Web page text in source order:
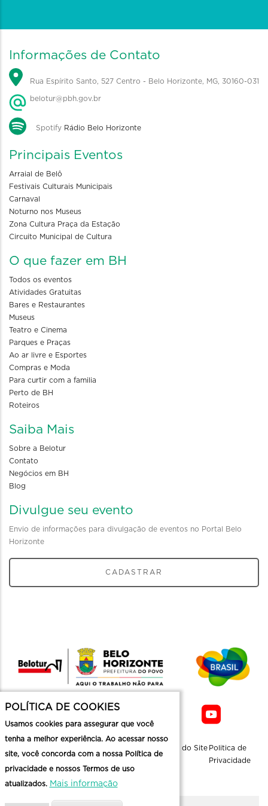
Informações de Contato
Rua Espírito Santo, 527 Centro - Belo Horizonte, MG, 30160-031
belotur@pbh.gov.br
Spotify Rádio Belo Horizonte
Principais Eventos
Arraial de Belô
Festivais Culturais Municipais
Carnaval
Noturno nos Museus
Zona Cultura Praça da Estação
Circuito Municipal de Cultura
O que fazer em BH
Todos os eventos
Atividades Gratuitas
Bares e Restaurantes
Museus
Teatro e Cinema
Parques e Praças
Ao ar livre e Esportes
Compras e Moda
Para curtir com a familia
Perto de BH
Roteiros
Saiba Mais
Sobre a Belotur
Contato
Negócios em BH
Blog
Divulgue seu evento
Envio de informações para divulgação de eventos no Portal Belo
Horizonte
CADASTRAR
Mapa do Site Politica de
Privacidade
POLÍTICA DE COOKIES
Usamos cookies para assegurar que você
tenha a melhor experiência. Ao acessar nosso
site, você concorda com a nossa Política de
privacidade e nossos Termos de uso
atualizados. Mais informação